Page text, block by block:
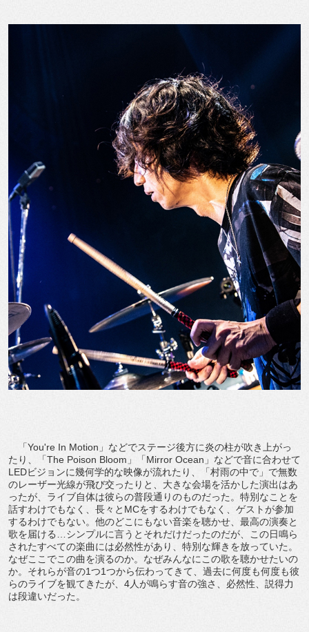
「You're In Motion」などでステージ後方に炎の柱が吹き上がっ
たり、「The Poison Bloom」「Mirror Ocean」などで音に合わせて
LEDビジョンに幾何学的な映像が流れたり、「村雨の中で」で無数
のレーザー光線が飛び交ったりと、大きな会場を活かした演出はあ
ったが、ライブ自体は彼らの普段通りのものだった。特別なことを
話すわけでもなく、長々とMCをするわけでもなく、ゲストが参加
するわけでもない。他のどこにもない音楽を聴かせ、最高の演奏と
歌を届ける…シンプルに言うとそれだけだったのだが、この日鳴ら
されたすべての楽曲には必然性があり、特別な輝きを放っていた。
なぜここでこの曲を演るのか。なぜみんなにこの歌を聴かせたいの
か。それらが音の1つ1つから伝わってきて、過去に何度も何度も彼
らのライブを観てきたが、4人が鳴らす音の強さ、必然性、説得力
は段違いだった。